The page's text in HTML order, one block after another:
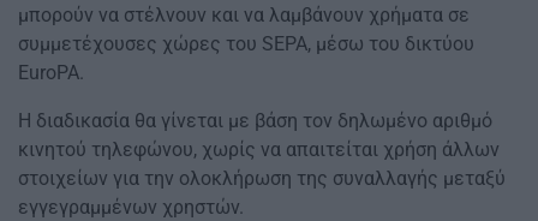
μπορούν να στέλνουν και να λαμβάνουν χρήματα σε
συμμετέχουσες χώρες του SEPA, μέσω του δικτύου
EuroPA.
Η διαδικασία θα γίνεται με βάση τον δηλωμένο αριθμό
κινητού τηλεφώνου, χωρίς να απαιτείται χρήση άλλων
στοιχείων για την ολοκλήρωση της συναλλαγής μεταξύ
εγγεγραμμένων χρηστών.